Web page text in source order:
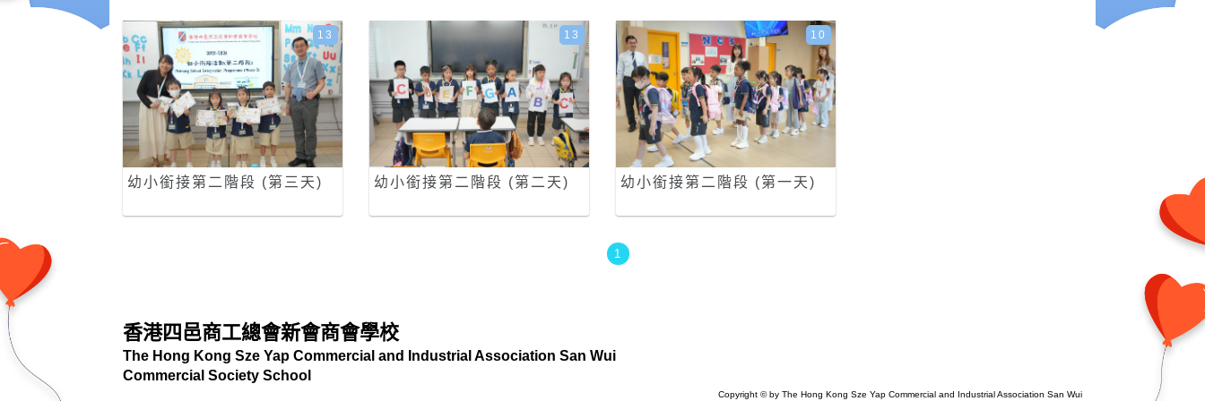
幼小銜接第二階段 (第三天)
13
幼小銜接第二階段 (第二天)
13
幼小銜接第二階段 (第一天)
10
1
香港四邑商工總會新會商會學校
The Hong Kong Sze Yap Commercial and Industrial Association San Wui
Commercial Society School
Copyright © by The Hong Kong Sze Yap Commercial and Industrial Association San Wui